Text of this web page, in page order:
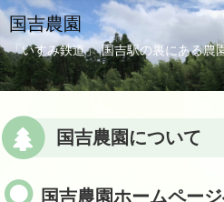
国吉農園
「いすみ鉄道」 国吉駅の裏にある農
国吉農園について
国吉農園ホームペー